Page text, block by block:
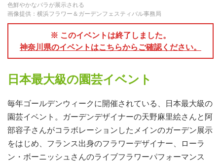
色鮮やかなバラが展示される
画像提供：横浜フラワー＆ガーデンフェスティバル事務局
※ このイベントは終了しました。
神奈川県のイベントはこちらからご確認ください。
日本最大級の園芸イベント
毎年ゴールデンウィークに開催されている、日本最大級の
園芸イベント。ガーデンデザイナーの天野麻里絵さんと阿
部容子さんがコラボレーションしたメインのガーデン展示
をはじめ、フランス出身のフラワーデザイナー、ローラ
ン・ボーニッシュさんのライブフラワーパフォーマンス